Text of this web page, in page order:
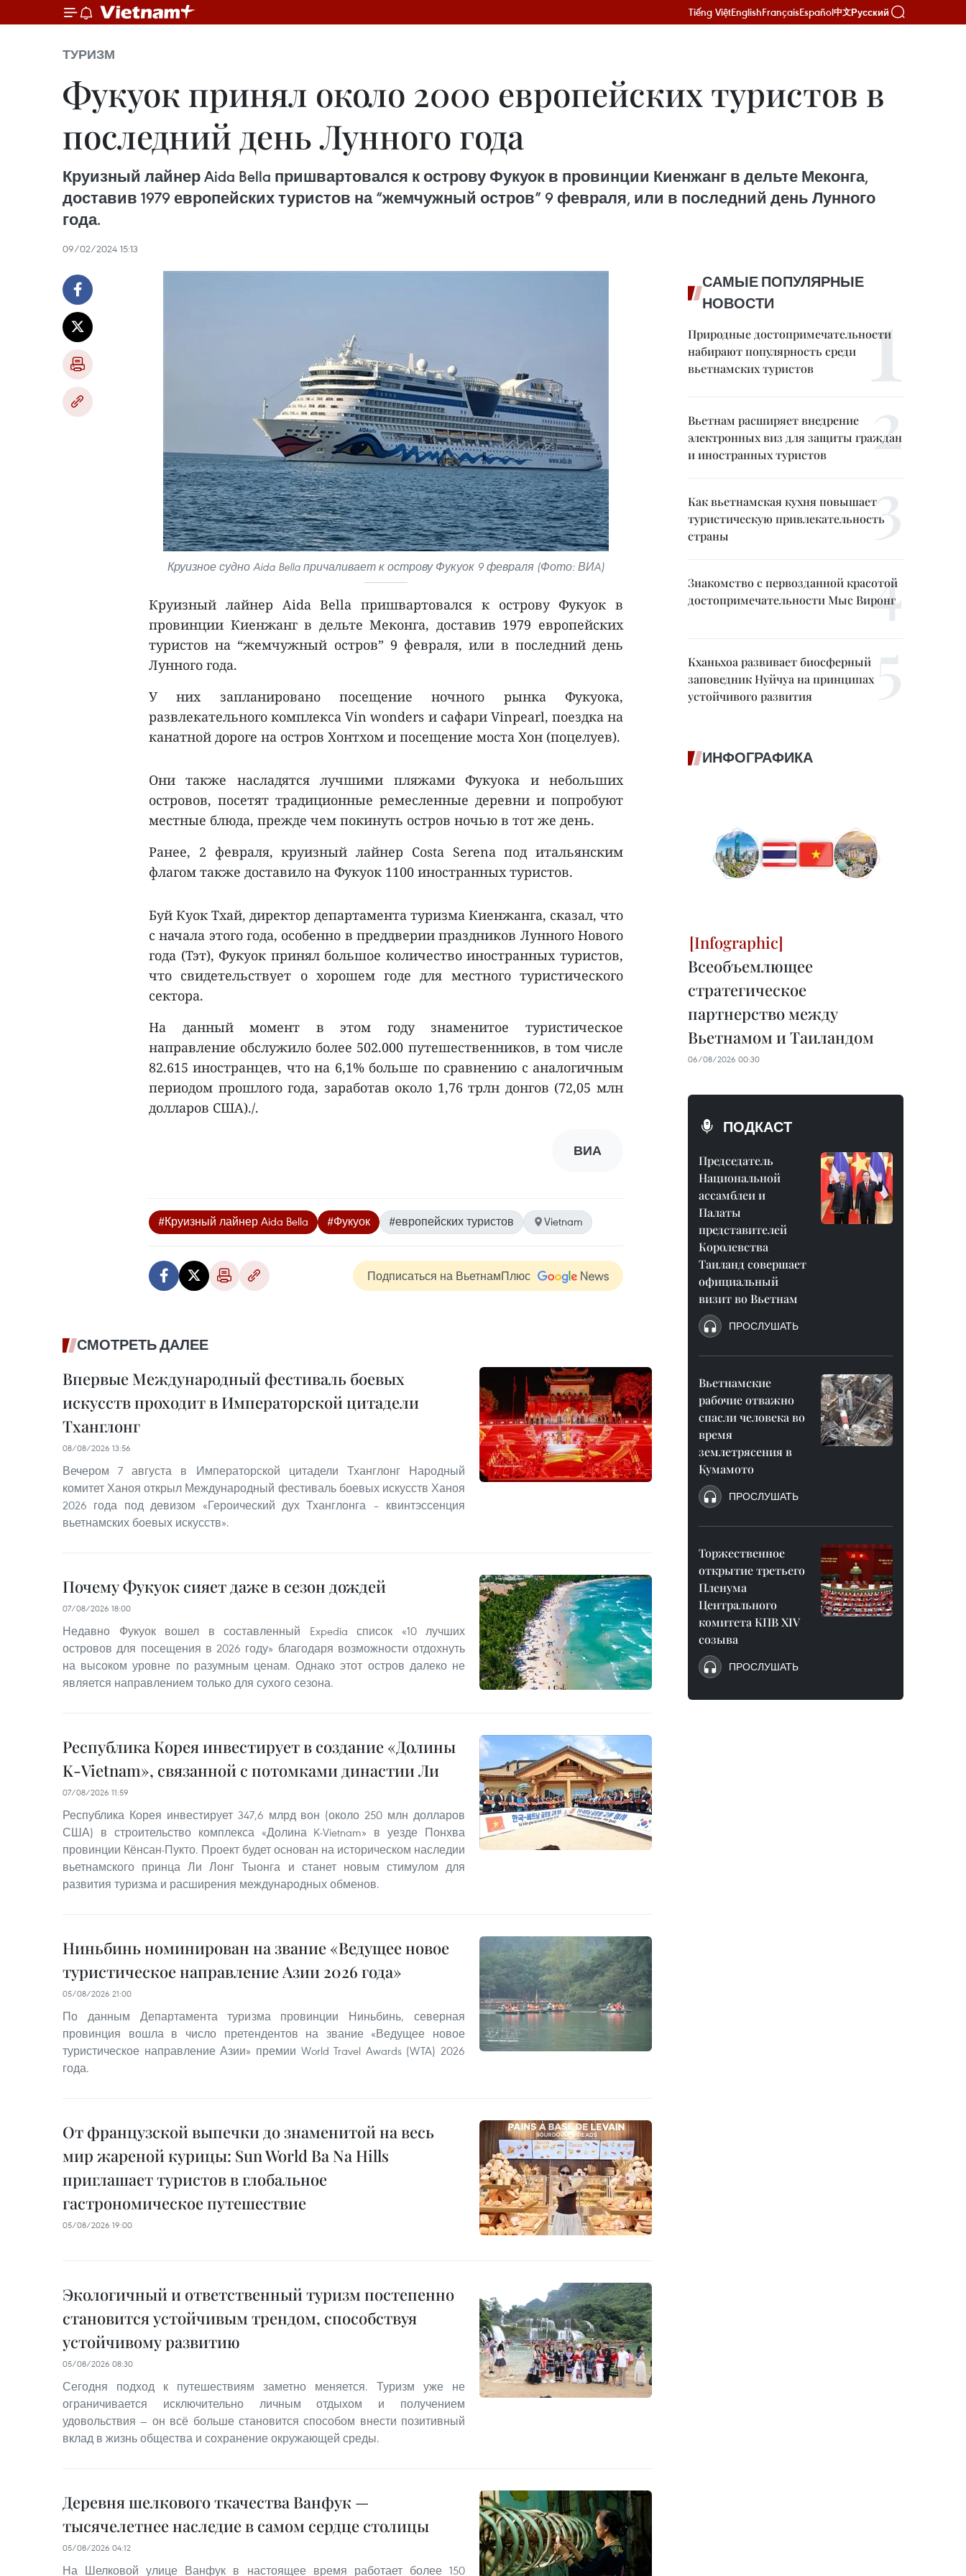
Tiếng ViệtEnglishFrançaisEspañol中文Русский
ТУРИЗМ
Фукуок принял около 2000 европейских туристов в
последний день Лунного года
Круизный лайнер Aida Bella пришвартовался к острову Фукуок в провинции Киенжанг в дельте Меконга,
доставив 1979 европейских туристов на “жемчужный остров” 9 февраля, или в последний день Лунного
года.
09/02/2024 15:13
Круизное судно Aida Bella причаливает к острову Фукуок 9 февраля (Фото: ВИA)
Круизный лайнер Aida Bella пришвартовался к острову Фукуок в
провинции Киенжанг в дельте Меконга, доставив 1979 европейских
туристов на “жемчужный остров” 9 февраля, или в последний день
Лунного года.
У них запланировано посещение ночного рынка Фукуока,
развлекательного комплекса Vin wonders и сафари Vinpearl, поездка на
канатной дороге на остров Хонтхом и посещение моста Хон (поцелуев).
Они также насладятся лучшими пляжами Фукуока и небольших
островов, посетят традиционные ремесленные деревни и попробуют
местные блюда, прежде чем покинуть остров ночью в тот же день.
Ранее, 2 февраля, круизный лайнер Costa Serena под итальянским
флагом также доставило на Фукуок 1100 иностранных туристов.
Буй Куок Тхай, директор департамента туризма Киенжанга, сказал, что
с начала этого года, особенно в преддверии праздников Лунного Нового
года (Тэт), Фукуок принял большое количество иностранных туристов,
что свидетельствует о хорошем годе для местного туристического
сектора.
На данный момент в этом году знаменитое туристическое
направление обслужило более 502.000 путешественников, в том числе
82.615 иностранцев, что на 6,1% больше по сравнению с аналогичным
периодом прошлого года, заработав около 1,76 трлн донгов (72,05 млн
долларов США)./.
ВИА
#Круизный лайнер Aida Bella #Фукуок #европейских туристов Vietnam
Подписаться на ВьетнамПлюс
СМОТРЕТЬ ДАЛЕЕ
Впервые Международный фестиваль боевых
искусств проходит в Императорской цитадели
Тханглонг
08/08/2026 13:56
Вечером 7 августа в Императорской цитадели Тханглонг Народный
комитет Ханоя открыл Международный фестиваль боевых искусств Ханоя
2026 года под девизом «Героический дух Тханглонга – квинтэссенция
вьетнамских боевых искусств».
Почему Фукуок сияет даже в сезон дождей
07/08/2026 18:00
Недавно Фукуок вошел в составленный Expedia список «10 лучших
островов для посещения в 2026 году» благодаря возможности отдохнуть
на высоком уровне по разумным ценам. Однако этот остров далеко не
является направлением только для сухого сезона.
Республика Корея инвестирует в создание «Долины
K-Vietnam», связанной с потомками династии Ли
07/08/2026 11:59
Республика Корея инвестирует 347,6 млрд вон (около 250 млн долларов
США) в строительство комплекса «Долина K-Vietnam» в уезде Понхва
провинции Кёнсан-Пукто. Проект будет основан на историческом наследии
вьетнамского принца Ли Лонг Тыонга и станет новым стимулом для
развития туризма и расширения международных обменов.
Ниньбинь номинирован на звание «Ведущее новое
туристическое направление Азии 2026 года»
05/08/2026 21:00
По данным Департамента туризма провинции Ниньбинь, северная
провинция вошла в число претендентов на звание «Ведущее новое
туристическое направление Азии» премии World Travel Awards (WTA) 2026
года.
От французской выпечки до знаменитой на весь
мир жареной курицы: Sun World Ba Na Hills
приглашает туристов в глобальное
гастрономическое путешествие
05/08/2026 19:00
Экологичный и ответственный туризм постепенно
становится устойчивым трендом, способствуя
устойчивому развитию
05/08/2026 08:30
Сегодня подход к путешествиям заметно меняется. Туризм уже не
ограничивается исключительно личным отдыхом и получением
удовольствия — он всё больше становится способом внести позитивный
вклад в жизнь общества и сохранение окружающей среды.
Деревня шелкового ткачества Ванфук —
тысячелетнее наследие в самом сердце столицы
05/08/2026 04:12
На Шелковой улице Ванфук в настоящее время работает более 150
САМЫЕ ПОПУЛЯРНЫЕ
НОВОСТИ
Природные достопримечательности
набирают популярность среди
вьетнамских туристов
Вьетнам расширяет внедрение
электронных виз для защиты граждан
и иностранных туристов
Как вьетнамская кухня повышает
туристическую привлекательность
страны
Знакомство с первозданной красотой
достопримечательности Мыс Виронг
Кханьхоа развивает биосферный
заповедник Нуйчуа на принципах
устойчивого развития
ИНФОГРАФИКА
Всеобъемлющее
стратегическое
партнерство между
Вьетнамом и Таиландом
06/08/2026 00:30
ПОДКАСТ
Председатель
Национальной
ассамблеи и
Палаты
представителей
Королевства
Таиланд совершает
официальный
визит во Вьетнам
ПРОСЛУШАТЬ
Вьетнамские
рабочие отважно
спасли человека во
время
землетрясения в
Кумамото
ПРОСЛУШАТЬ
Торжественное
открытие третьего
Пленума
Центрального
комитета КПВ XIV
созыва
ПРОСЛУШАТЬ